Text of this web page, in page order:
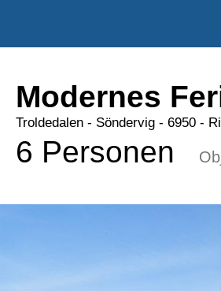
Modernes
Troldedalen - Söndervig - 6950 -
6 Personen